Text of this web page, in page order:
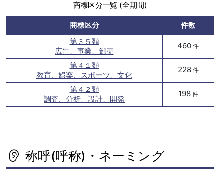
商標区分一覧 (全期間)
商標区分
件数
第３５類
広告、事業、卸売
460 件
第４１類
教育、娯楽、スポーツ、文化
228 件
第４２類
調査、分析、設計、開発
198 件
称呼(呼称)・ネーミング